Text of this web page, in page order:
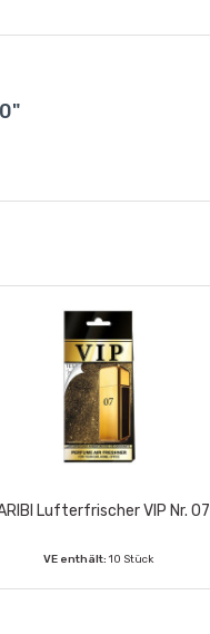
Lufterfrischer VIP Nr. 07
VE enthält:10 Stück